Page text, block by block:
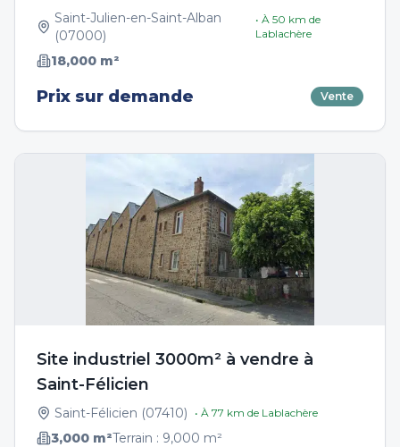
Saint-Julien-en-Saint-Alban
(07000)
• À 50 km de
Lablachère
18,000 m²
Prix sur demande Vente
Site industriel 3000m² à vendre à
Saint-Félicien
Saint-Félicien (07410) • À 77 km de Lablachère
3,000 m²Terrain : 9,000 m²